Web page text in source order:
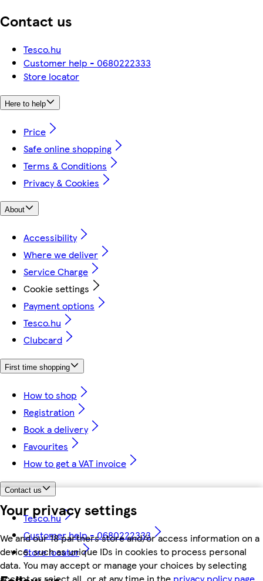
Your privacy settings
We and our 18 partners store and/or access information on a
device, such as unique IDs in cookies to process personal
data. You may accept or manage your choices by selecting
accept or reject all, or at any time in the privacy policy page.
Contact us
Tesco.hu
Customer help - 0680222333
Store locator
Here to help
Price
Safe online shopping
Terms & Conditions
Privacy & Cookies
About
Accessibility
Where we deliver
Service Charge
Cookie settings
Payment options
Tesco.hu
Clubcard
First time shopping
How to shop
Registration
Book a delivery
Favourites
How to get a VAT invoice
Contact us
Tesco.hu
Customer help - 0680222333
Store locator